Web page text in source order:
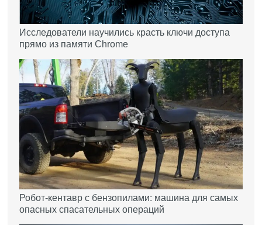
Исследователи научились красть ключи доступа
прямо из памяти Chrome
Робот-кентавр с бензопилами: машина для самых
опасных спасательных операций